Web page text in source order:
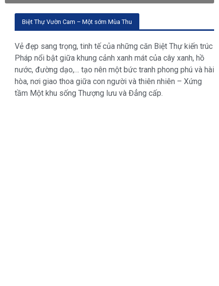
Biệt Thự Vườn Cam – Một sớm Mùa Thu
Vẻ đẹp sang trọng, tinh tế của những căn Biệt Thự kiến trúc
Pháp nổi bật giữa khung cảnh xanh mát của cây xanh, hồ
nước, đường dạo,… tạo nên một bức tranh phong phú và hài
hòa, nơi giao thoa giữa con người và thiên nhiên – Xứng
tầm Một khu sống Thượng lưu và Đẳng cấp.